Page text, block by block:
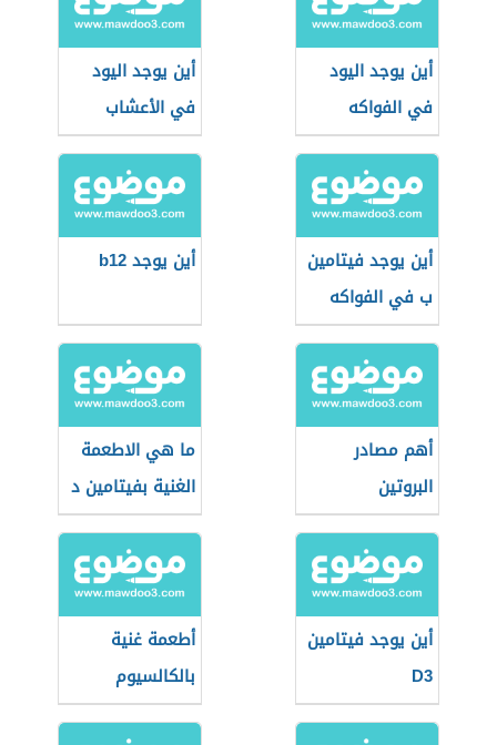
أين يوجد اليود
في الفواكه
أين يوجد اليود
في الأعشاب
أين يوجد فيتامين
ب في الفواكه
أين يوجد b12
أهم مصادر
البروتين
ما هي الاطعمة
الغنية بفيتامين د
أين يوجد فيتامين
D3
أطعمة غنية
بالكالسيوم
وفيتامين د